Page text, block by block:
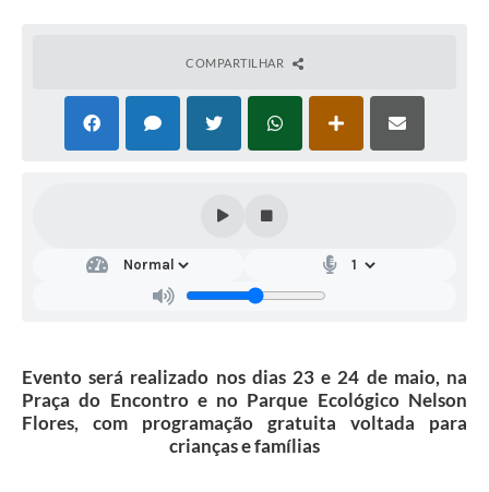
COMPARTILHAR
Evento será realizado nos dias 23 e 24 de maio, na
Praça do Encontro e no Parque Ecológico Nelson
Flores, com programação gratuita voltada para
crianças e famílias